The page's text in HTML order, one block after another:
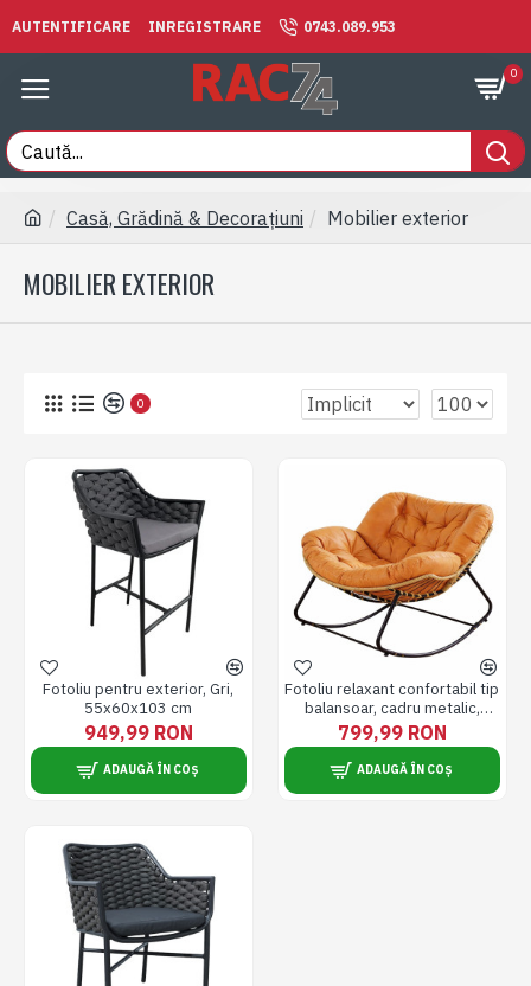
AUTENTIFICARE INREGISTRARE 0743.089.953
0
Casă, Grădină & Decorațiuni Mobilier exterior
MOBILIER EXTERIOR
0
Fotoliu pentru exterior, Gri,
55x60x103 cm
949,99 RON
ADAUGĂ ÎN COȘ
Fotoliu relaxant confortabil tip
balansoar, cadru metalic,
design anti-rasturnare, stil
modern, perna moale
detasabila si usor de curatat
799,99 RON
ADAUGĂ ÎN COȘ